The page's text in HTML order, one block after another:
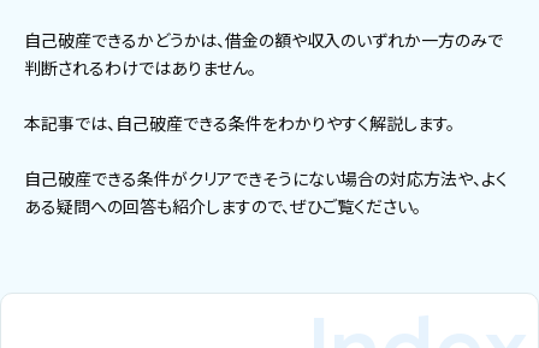
自己破産できるかどうかは、借金の額や収入のいずれか一方のみで
判断されるわけではありません。
本記事では、自己破産できる条件をわかりやすく解説します。
自己破産できる条件がクリアできそうにない場合の対応方法や、よく
ある疑問への回答も紹介しますので、ぜひご覧ください。